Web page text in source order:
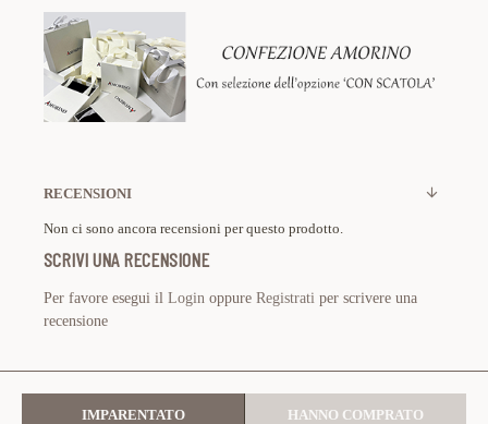
RECENSIONI
Non ci sono ancora recensioni per questo prodotto.
SCRIVI UNA RECENSIONE
Per favore esegui il Login oppure Registrati per scrivere una
recensione
IMPARENTATO HANNO COMPRATO